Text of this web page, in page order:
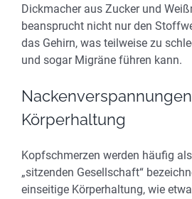
Dickmacher aus Zucker und
beansprucht nicht nur den
das Gehirn, was teilweise zu
und sogar Migräne führen kann.
Körperhaltung
Kopfschmerzen werden häufig
„sitzenden Gesellschaft“
einseitige Körperhaltung, wie